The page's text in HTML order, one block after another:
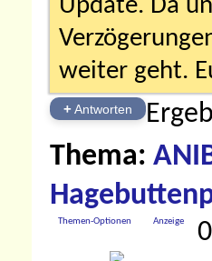
Update. Da
weiter geht.
+Antworten
Thema:
Themen-Optionen Anzeige